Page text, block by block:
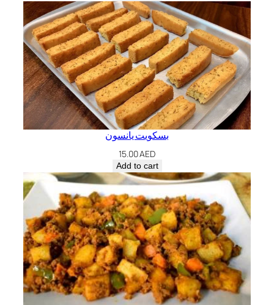
بسكويت يانسون
15.00AED
Add to cart